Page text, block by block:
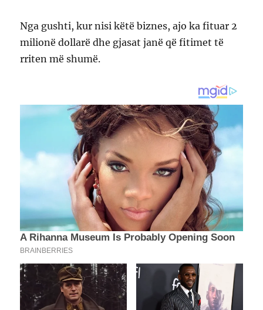
Nga gushti, kur nisi këtë biznes, ajo ka fituar 2
milionë dollarë dhe gjasat janë që fitimet të
rriten më shumë.